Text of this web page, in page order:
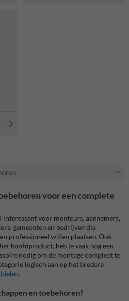
voor een complete
voor monteurs, aannemers,
gemeenten en bedrijven die
professioneel willen plaatsen. Ook
hoofdproduct, heb je vaak nog een
nodig om de montage compleet te
logisch aan op het bredere
.
en toebehoren?